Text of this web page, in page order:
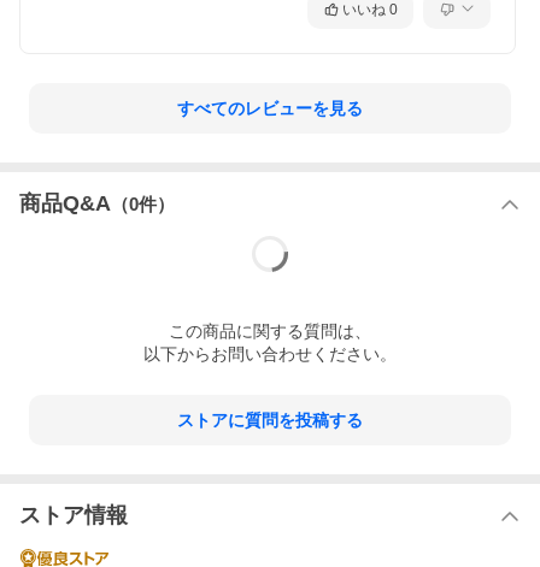
いいね 0
すべてのレビューを見る
商品Q&A （0件）
この商品に関する質問は、
以下からお問い合わせください。
ストアに質問を投稿する
ストア情報